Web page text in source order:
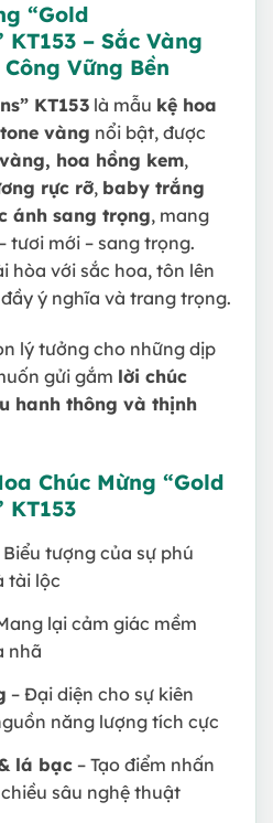
“Gold
– Sắc Vàng
Vững Bền
KT153 là mẫu kệ hoa
vàng nổi bật, được
hoa hồng kem,
rực rỡ, baby trắng
ánh sang trọng, mang
tươi mới – sang trọng.
hòa với sắc hoa, tôn lên
ý nghĩa và trang trọng.
lý tưởng cho những dịp
gửi gắm lời chúc
hanh thông và thịnh
Chúc Mừng “Gold
Biểu tượng của sự phú
tài lộc
lại cảm giác mềm
nhã
– Đại diện cho sự kiên
năng lượng tích cực
lá bạc – Tạo điểm nhấn
sâu nghệ thuật